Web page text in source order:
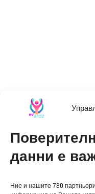
данни е
Ние и нашите 780